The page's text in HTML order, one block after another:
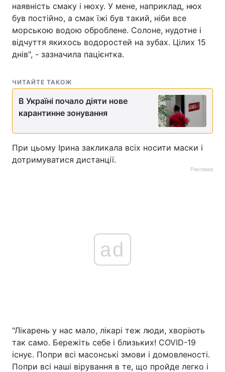
наявність смаку і нюху. У мене, наприклад, нюх
був постійно, а смак їжі був такий, ніби все
морською водою оброблене. Солоне, нудотне і
відчуття якихось водоростей на зубах. Цілих 15
днів", - зазначила пацієнтка.
ЧИТАЙТЕ ТАКОЖ
В Україні почало діяти нове
карантинне зонування
При цьому Ірина закликала всіх носити маски і
дотримуватися дистанції.
Реклама
ad
"Лікарень у нас мало, лікарі теж люди, хворіють
так само. Бережіть себе і близьких! COVID-19
існує. Попри всі масонські змови і домовленості.
Попри всі наші вірування в те, що пройде легко і